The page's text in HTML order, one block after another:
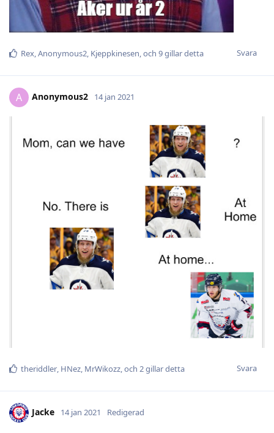
Svara
Rex,Anonymous2, Kjeppkinesen, och 9gillar detta
A Anonymous2 14 jan 2021
Svara
theriddler, HNez, MrWikozz, och 2gillar detta
Jacke 14 jan 2021 Redigerad